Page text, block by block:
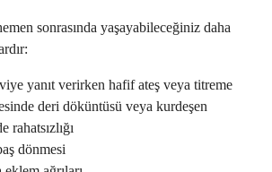
sonrasında yaşayabileceğiniz daha
yanıt verirken hafif ateş veya titreme
deri döküntüsü veya kurdeşen
rahatsızlığı
dönmesi